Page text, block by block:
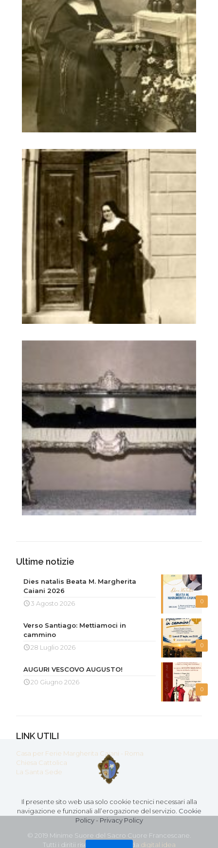
Ultime notizie
0
Dies natalis Beata M. Margherita
Caiani 2026
3 Agosto 2026
0
Verso Santiago: Mettiamoci in
cammino
28 Luglio 2026
0
AUGURI VESCOVO AUGUSTO!
20 Giugno 2026
LINK UTILI
Casa per Ferie Margherita Caiani - Roma
Chiesa Cattolica
La Santa Sede
© 2019 Minime Suore del Sacro Cuore Francescane.
Tutti i diritii riservati - Creato da digital idea
Il presente sito web usa solo cookie tecnici necessari alla
navigazione e funzionali all’erogazione del servizio. Cookie
Policy- Privacy Policy